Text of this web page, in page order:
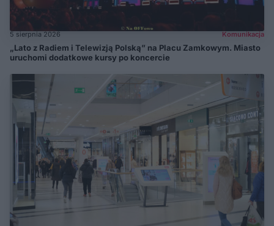
5 sierpnia 2026 Komunikacja
„Lato z Radiem i Telewizją Polską” na Placu Zamkowym. Miasto
uruchomi dodatkowe kursy po koncercie